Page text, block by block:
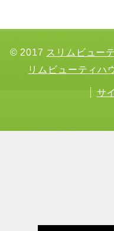
© 2017 スリムビュー
リムビューティハ
サ